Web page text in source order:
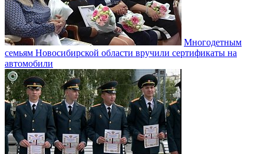
Многодетным
семьям Новосибирской области вручили сертификаты на
автомобили